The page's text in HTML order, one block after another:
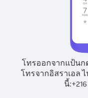
โทรออกจากแป้นก
โทรจากอิสราเอล
นี้:+216